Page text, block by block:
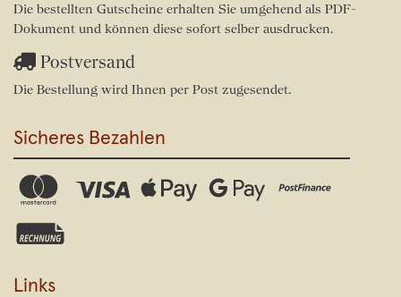
Die bestellten Gutscheine erhalten Sie umgehend als PDF-
Dokument und können diese sofort selber ausdrucken.
Postversand
Die Bestellung wird Ihnen per Post zugesendet.
Sicheres Bezahlen
Links